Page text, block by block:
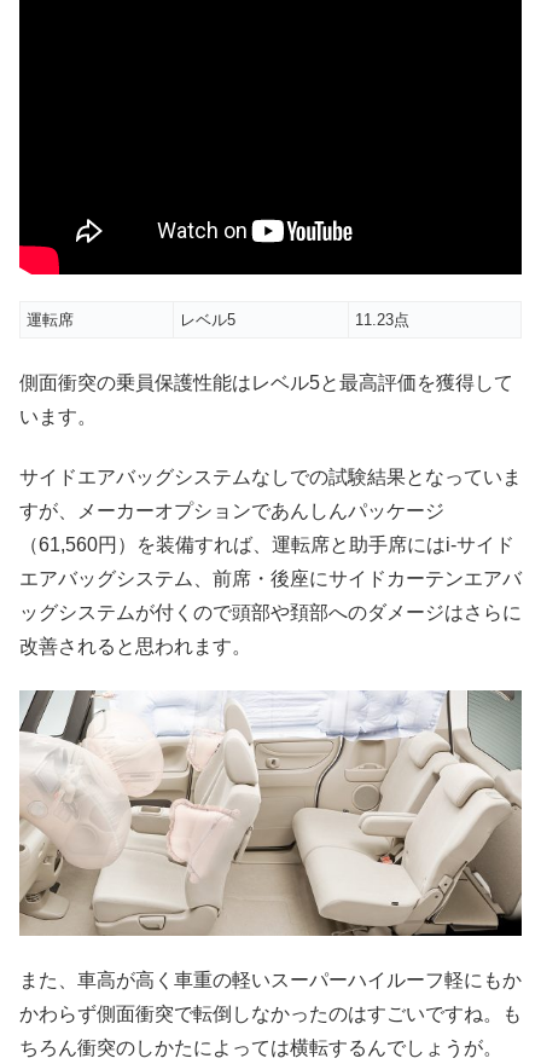
運転席 レベル5 11.23点
側面衝突の乗員保護性能はレベル5と最高評価を獲得して
います。
サイドエアバッグシステムなしでの試験結果となっていま
すが、メーカーオプションであんしんパッケージ
（61,560円）を装備すれば、運転席と助手席にはi-サイド
エアバッグシステム、前席・後座にサイドカーテンエアバ
ッグシステムが付くので頭部や頚部へのダメージはさらに
改善されると思われます。
また、車高が高く車重の軽いスーパーハイルーフ軽にもか
かわらず側面衝突で転倒しなかったのはすごいですね。も
ちろん衝突のしかたによっては横転するんでしょうが。